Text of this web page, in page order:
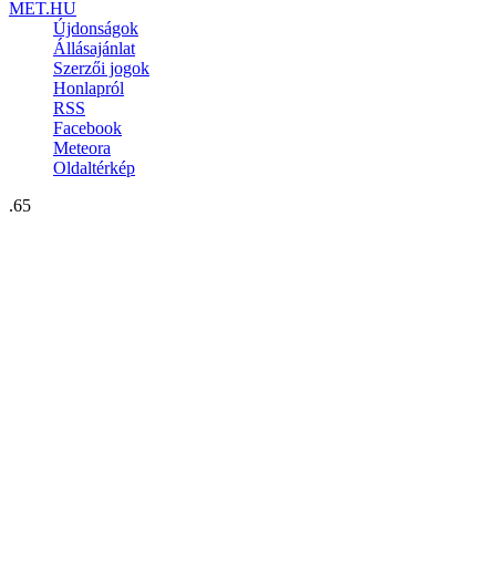
MET.HU
Újdonságok
Állásajánlat
Szerzői jogok
Honlapról
RSS
Facebook
Meteora
Oldaltérkép
.65